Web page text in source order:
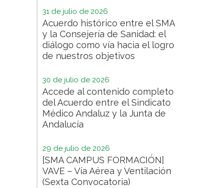
31 de julio de 2026
Acuerdo histórico entre el SMA
y la Consejería de Sanidad: el
diálogo como vía hacia el logro
de nuestros objetivos
30 de julio de 2026
Accede al contenido completo
del Acuerdo entre el Sindicato
Médico Andaluz y la Junta de
Andalucía
29 de julio de 2026
[SMA CAMPUS FORMACIÓN]
VAVE – Vía Aérea y Ventilación
(Sexta Convocatoria)